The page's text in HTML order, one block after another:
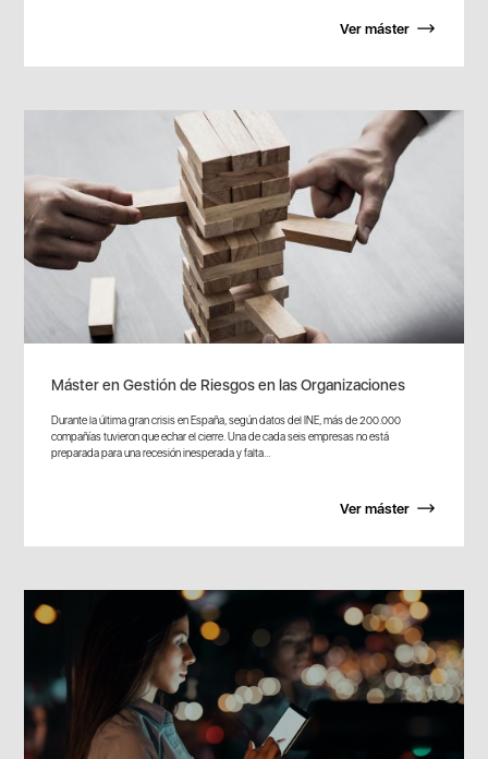
Ver máster
Máster en Gestión de Riesgos en las Organizaciones
Durante la última gran crisis en España, según datos del INE, más de 200.000
compañías tuvieron que echar el cierre. Una de cada seis empresas no está
preparada para una recesión inesperada y falta...
Ver máster